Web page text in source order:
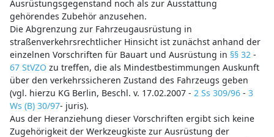
Ausrüstungsgegenstand noch als zur Ausstattung
gehörendes Zubehör anzusehen.
Die Abgrenzung zur Fahrzeugausrüstung in
straßenverkehrsrechtlicher Hinsicht ist zunächst anhand der
einzelnen Vorschriften für Bauart und Ausrüstung in §§ 32 -
67 StVZO zu treffen, die als Mindestbestimmungen Auskunft
über den verkehrssicheren Zustand des Fahrzeugs geben
(vgl. hierzu KG Berlin, Beschl. v. 17.02.2007 - 2 Ss 309/96- 3
Ws (B) 30/97- juris).
Aus der Heranziehung dieser Vorschriften ergibt sich keine
Zugehörigkeit der Werkzeugkiste zur Ausrüstung der